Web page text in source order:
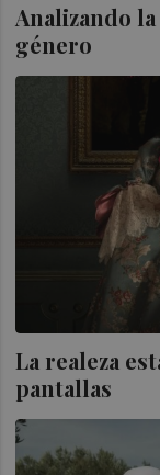
Analizando
género
La realeza
pantallas